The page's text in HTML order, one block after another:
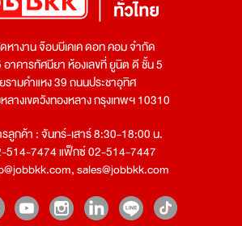
หางาน จ๊อบบีเคเค ดอท คอม จำกัด
อาคารทัศนียา ห้องเลขที่ ยูนิต ดี ชั้น 5
รามคำแหง 39 ถนนประชาอุทิศ
ลางเขตวังทองหลาง กรุงเทพฯ 10310
ลูกค้า : จันทร์-เสาร์ 8:30-18:00 น.
514-7474 แฟ็กซ์ 02-514-7447
,sales@jobbkk.com